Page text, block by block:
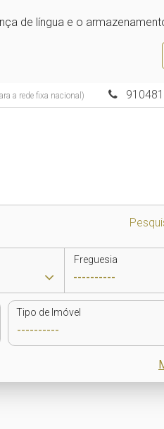
de língua e o
a rede fixa nacional)
Freguesia
Tipo de Imóvel